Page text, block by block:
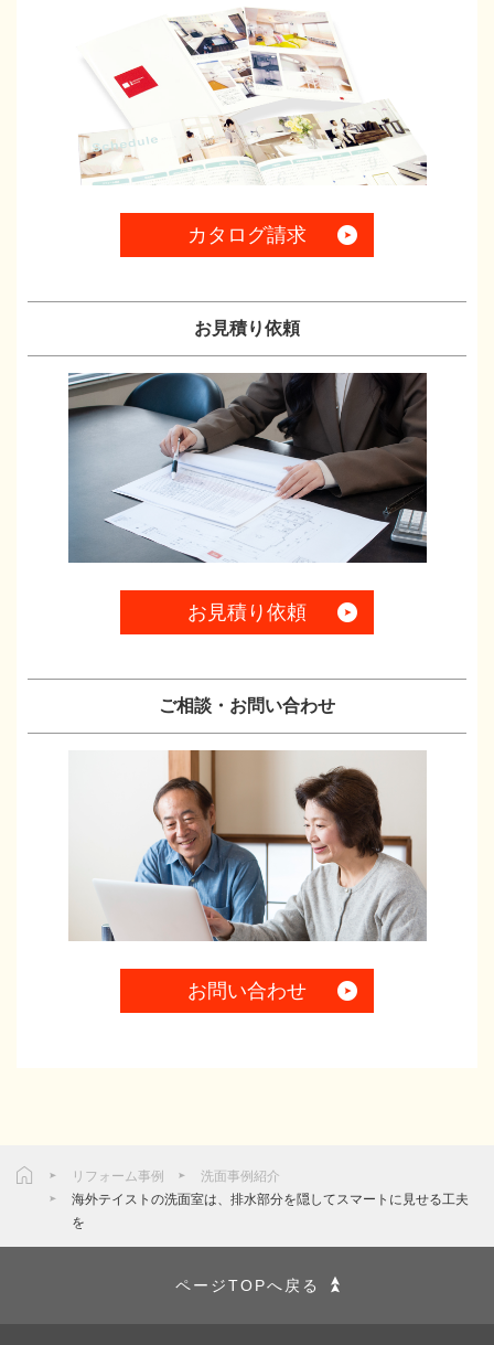
カタログ請求
お見積り依頼
お見積り依頼
ご相談・お問い合わせ
お問い合わせ
リフォーム事例
洗面事例紹介
海外テイストの洗面室は、排水部分を隠してスマートに見せる工夫
を
ページTOPへ戻る